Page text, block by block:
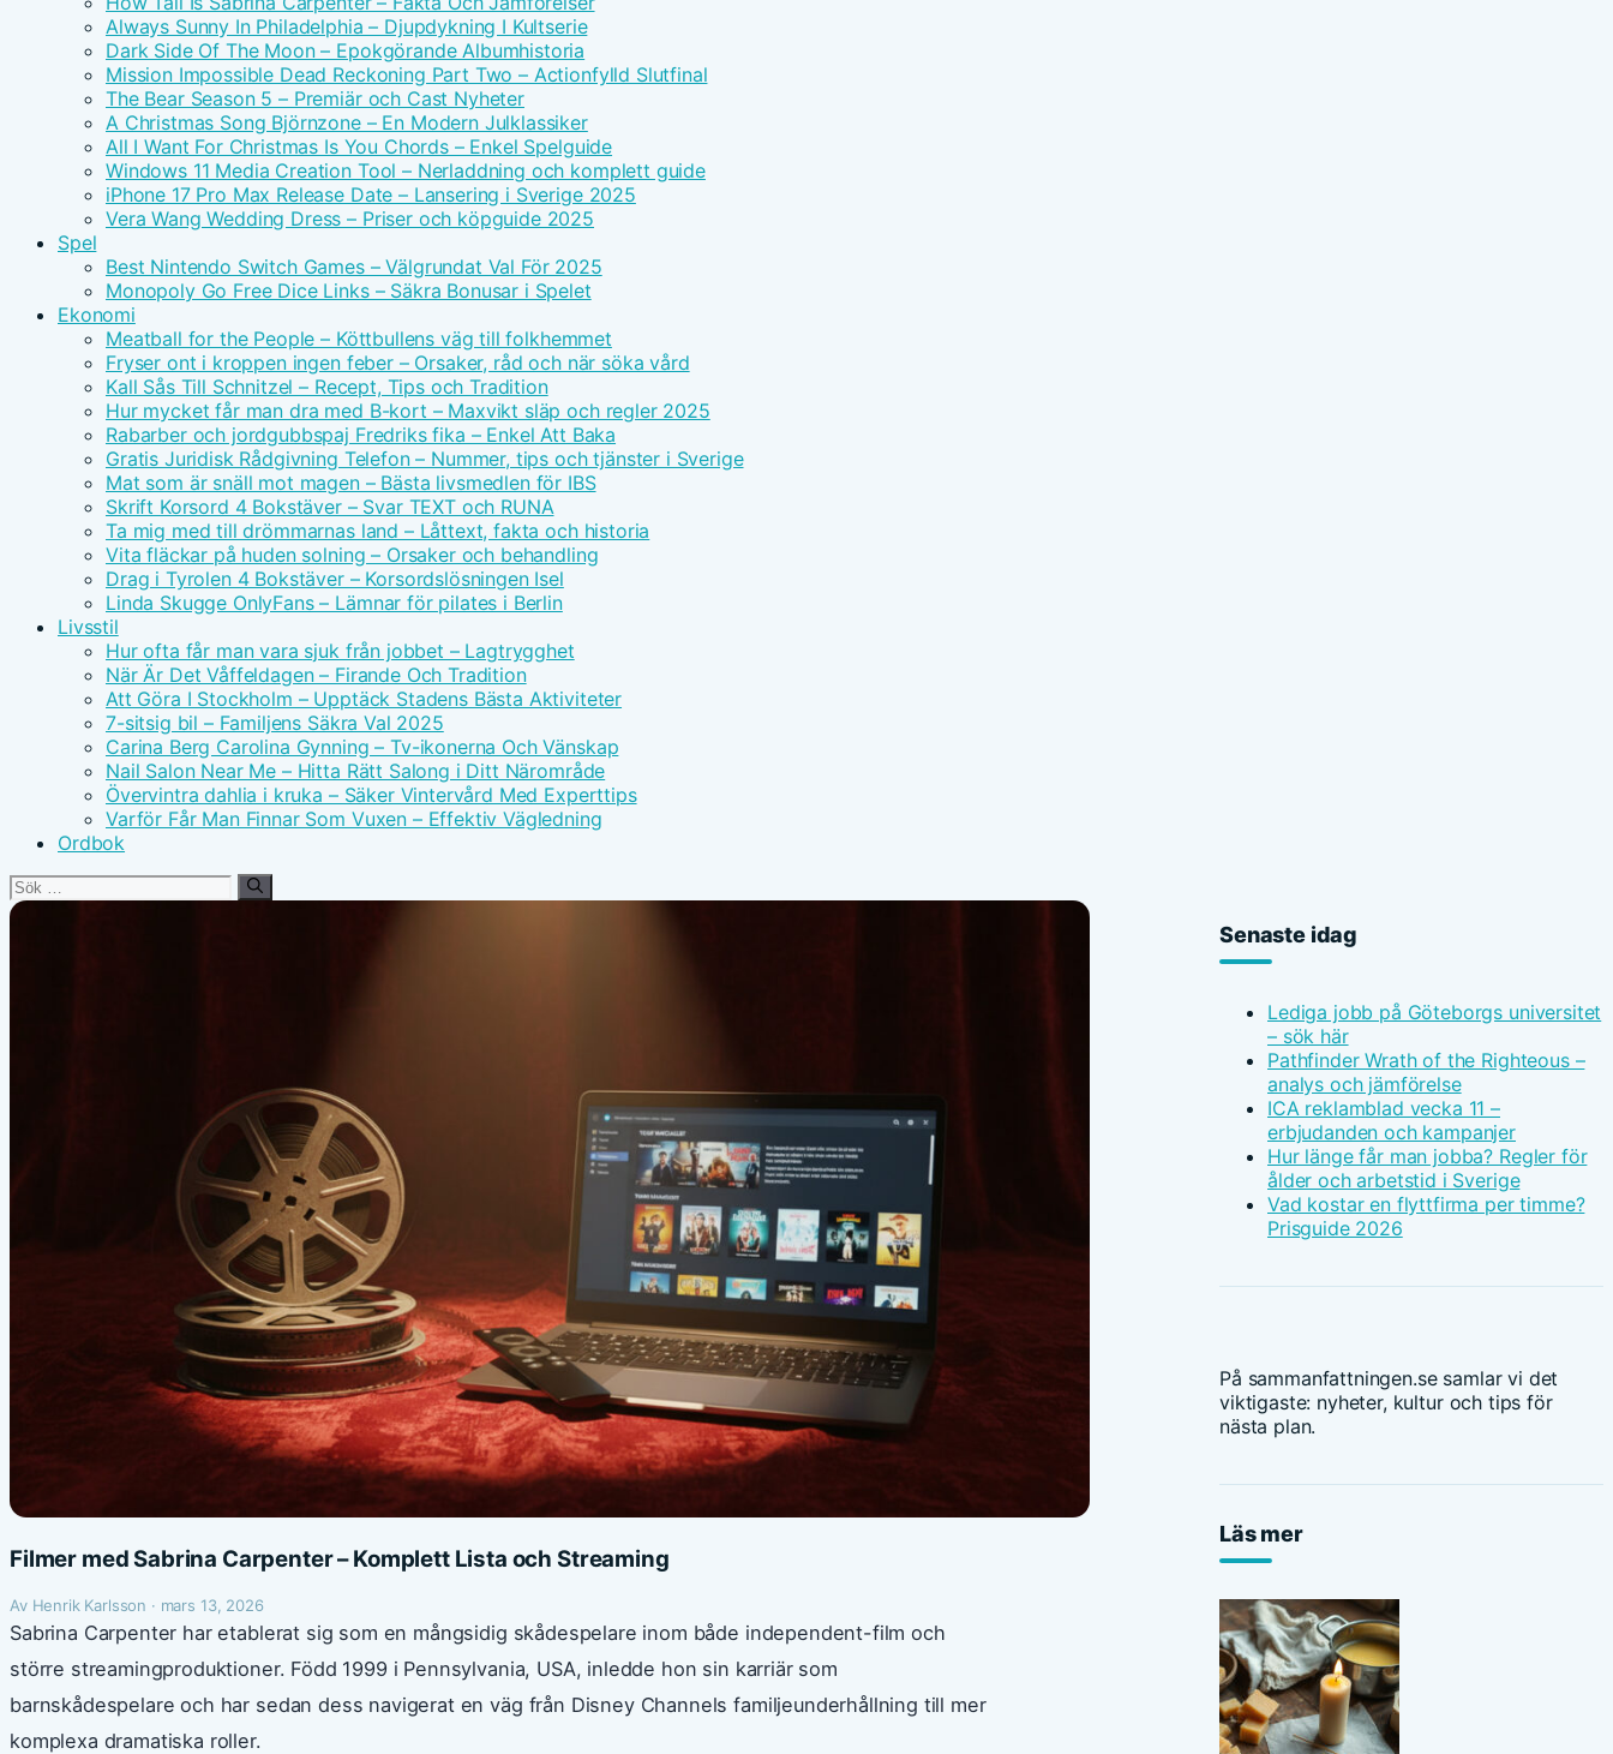
Always Sunny In Philadelphia – Djupdykning I Kultserie
Dark Side Of The Moon – Epokgörande Albumhistoria
Mission Impossible Dead Reckoning Part Two – Actionfylld Slutfinal
The Bear Season 5 – Premiär och Cast Nyheter
A Christmas Song Björnzone – En Modern Julklassiker
All I Want For Christmas Is You Chords – Enkel Spelguide
Windows 11 Media Creation Tool – Nerladdning och komplett guide
iPhone 17 Pro Max Release Date – Lansering i Sverige 2025
Vera Wang Wedding Dress – Priser och köpguide 2025
Spel
Best Nintendo Switch Games – Välgrundat Val För 2025
Monopoly Go Free Dice Links – Säkra Bonusar i Spelet
Ekonomi
Meatball for the People – Köttbullens väg till folkhemmet
Fryser ont i kroppen ingen feber – Orsaker, råd och när söka vård
Kall Sås Till Schnitzel – Recept, Tips och Tradition
Hur mycket får man dra med B-kort – Maxvikt släp och regler 2025
Rabarber och jordgubbspaj Fredriks fika – Enkel Att Baka
Gratis Juridisk Rådgivning Telefon – Nummer, tips och tjänster i Sverige
Mat som är snäll mot magen – Bästa livsmedlen för IBS
Skrift Korsord 4 Bokstäver – Svar TEXT och RUNA
Ta mig med till drömmarnas land – Låttext, fakta och historia
Vita fläckar på huden solning – Orsaker och behandling
Drag i Tyrolen 4 Bokstäver – Korsordslösningen Isel
Linda Skugge OnlyFans – Lämnar för pilates i Berlin
Livsstil
Hur ofta får man vara sjuk från jobbet – Lagtrygghet
När Är Det Våffeldagen – Firande Och Tradition
Att Göra I Stockholm – Upptäck Stadens Bästa Aktiviteter
7-sitsig bil – Familjens Säkra Val 2025
Carina Berg Carolina Gynning – Tv-ikonerna Och Vänskap
Nail Salon Near Me – Hitta Rätt Salong i Ditt Närområde
Övervintra dahlia i kruka – Säker Vintervård Med Experttips
Varför Får Man Finnar Som Vuxen – Effektiv Vägledning
Ordbok
Sök
efter:
Filmer med Sabrina Carpenter – Komplett Lista och Streaming
Av Henrik Karlsson · mars 13, 2026
Sabrina Carpenter har etablerat sig som en mångsidig skådespelare inom både independent-film och
större streamingproduktioner. Född 1999 i Pennsylvania, USA, inledde hon sin karriär som
barnskådespelare och har sedan dess navigerat en väg från Disney Channels familjeunderhållning till mer
komplexa dramatiska roller.
Senaste idag
Lediga jobb på Göteborgs universitet
– sök här
Pathfinder Wrath of the Righteous –
analys och jämförelse
ICA reklamblad vecka 11 –
erbjudanden och kampanjer
Hur länge får man jobba? Regler för
ålder och arbetstid i Sverige
Vad kostar en flyttfirma per timme?
Prisguide 2026
På sammanfattningen.se samlar vi det
viktigaste: nyheter, kultur och tips för
nästa plan.
Läs mer